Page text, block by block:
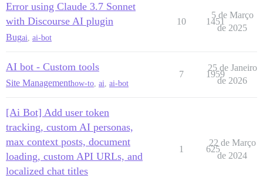
Error using Claude 3.7 Sonnet
with Discourse AI plugin
Bugai ai-bot
10 1451
5 de Março
de 2025
AI bot - Custom tools
Site Managementhow-to ai ai-bot
7 1959
25 de Janeiro
de 2026
[Ai Bot] Add user token
tracking, custom AI personas,
max context posts, document
loading, custom API URLs, and
localized chat titles
1 625
22 de Março
de 2024